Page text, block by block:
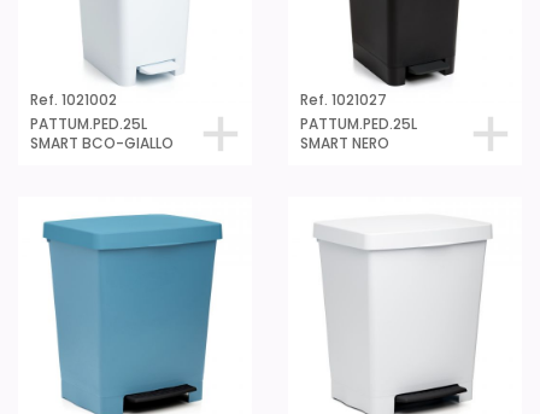
Ref. 1021002
PATTUM.PED.25L
SMART BCO-GIALLO
Ref. 1021027
PATTUM.PED.25L
SMART NERO